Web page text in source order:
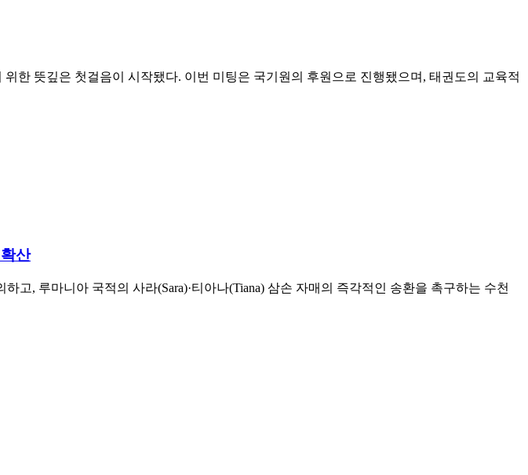
한 뜻깊은 첫걸음이 시작됐다. 이번 미팅은 국기원의 후원으로 진행됐으며, 태권도의 교육적
산
, 루마니아 국적의 사라(Sara)·티아나(Tiana) 삼손 자매의 즉각적인 송환을 촉구하는 수천